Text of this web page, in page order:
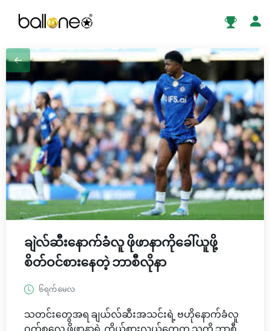
ချဲလ်ဆီးနောက်ခံလူ ဖိုဖာနာကိုခေါ်ယူဖို့
စိတ်ဝင်စားနေတဲ့ ဘာစီလိုနာ
၆ရက် မေလ
သတင်းတွေအရ ချယ်လ်ဆီးအသင်းရဲ့ ဗဟိုနောက်ခံလူ